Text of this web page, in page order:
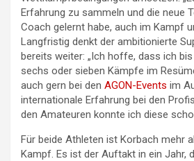
Erfahrung zu sammeln und die neue
Coach gelernt habe, auch im Kampf
Langfristig denkt der ambitionierte
bereits weiter: „Ich hoffe, dass ich
sechs oder sieben Kämpfe im
auch gern bei den AGON-Events im
internationale Erfahrung bei den
den Amateuren konnte ich diese
Für beide Athleten ist Korbach mehr
Kampf. Es ist der Auftakt in ein Jahr,